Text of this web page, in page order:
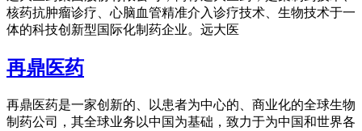
核药抗肿瘤诊疗、心脑血管精准介入诊疗技术、生物技术于一
体的科技创新型国际化制药企业。远大医
再鼎医药
再鼎医药是一家创新的、以患者为中心的、商业化的全球生物
制药公司，其全球业务以中国为基础，致力于为中国和世界各